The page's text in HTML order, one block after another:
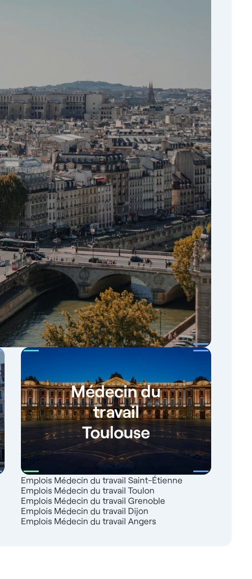
Médecin du
travail
Toulouse
Emplois Médecin du travail Saint-Étienne
Emplois Médecin du travail Toulon
Emplois Médecin du travail Grenoble
Emplois Médecin du travail Dijon
Emplois Médecin du travail Angers